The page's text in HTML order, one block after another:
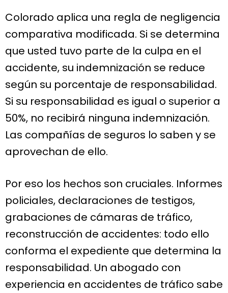
Colorado aplica una regla de negligencia
comparativa modificada. Si se determina
que usted tuvo parte de la culpa en el
accidente, su indemnización se reduce
según su porcentaje de responsabilidad.
Si su responsabilidad es igual o superior a
50%, no recibirá ninguna indemnización.
Las compañías de seguros lo saben y se
aprovechan de ello.
Por eso los hechos son cruciales. Informes
policiales, declaraciones de testigos,
grabaciones de cámaras de tráfico,
reconstrucción de accidentes: todo ello
conforma el expediente que determina la
responsabilidad. Un abogado con
experiencia en accidentes de tráfico sabe